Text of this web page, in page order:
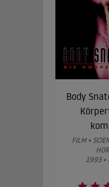
Body
FILM •
1993 •